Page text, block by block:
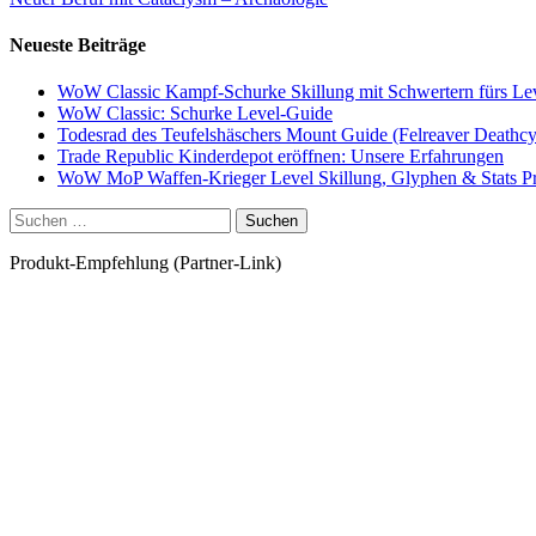
Neueste Beiträge
WoW Classic Kampf-Schurke Skillung mit Schwertern fürs
WoW Classic: Schurke Level-Guide
Todesrad des Teufelshäschers Mount Guide (Felreaver
Trade Republic Kinderdepot eröffnen: Unsere Erfahrungen
WoW MoP Waffen-Krieger Level Skillung, Glyphen & Stats
Suchen
nach:
Produkt-Empfehlung (Partner-Link)